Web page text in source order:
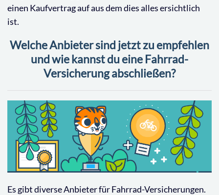
einen Kaufvertrag auf aus dem dies alles ersichtlich
ist.
Welche Anbieter sind jetzt zu empfehlen
und wie kannst du eine Fahrrad-
Versicherung abschließen?
Es gibt diverse Anbieter für Fahrrad-Versicherungen.